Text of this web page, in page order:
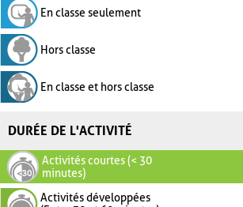
En classe seulement
Hors classe
En classe et hors classe
DURÉE DE L'ACTIVITÉ
Activités courtes (< 30
minutes)
Activités développées